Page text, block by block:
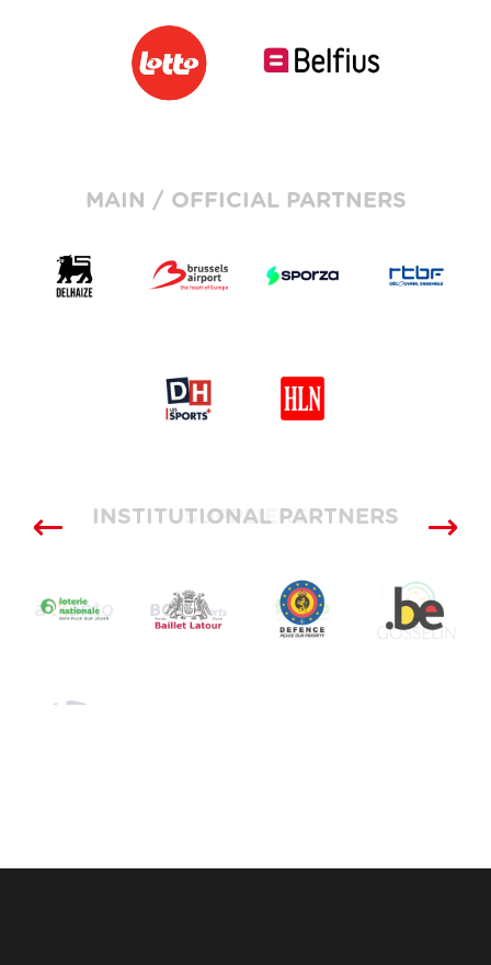
MAIN / OFFICIAL PARTNERS
SUPPLIERS
INSTITUTIONAL PARTNERS